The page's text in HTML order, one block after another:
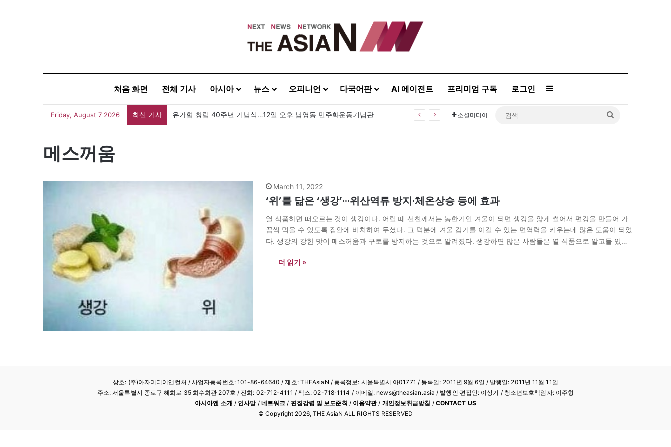
처음 화면 전체 기사 아시아 뉴스 오피니언 다국어판 AI 에이전트 프리미엄 구독 로그인 Sidebar
Friday, August 7 2026 최신 기사 유가협 창립 40주년 기념식…12일 오후 남영동 민주화운동기념관 소셜미디어
메스꺼움
March 11, 2022
‘위’를 닮은 ‘생강’···위산역류 방지·체온상승 등에 효과
열 식품하면 떠오르는 것이 생강이다. 어릴 때 선친께서는 농한기인 겨울이 되면 생강을 얇게 썰어서 편강을 만들어 가
끔씩 먹을 수 있도록 집안에 비치하여 두셨다. 그 덕분에 겨울 감기를 이길 수 있는 면역력을 키우는데 많은 도움이 되었
다. 생강의 강한 맛이 메스꺼움과 구토를 방지하는 것으로 알려졌다. 생강하면 많은 사람들은 열 식품으로 알고들 있다.
더 읽기 »
상호: (주)아자미디어앤컬처 /사업자등록번호: 101-86-64640 / 제호: THEAsiaN / 등록정보: 서울특별시 아01771 / 등록일: 2011년 9월 6일 / 발행일: 2011년 11월 11일
주소: 서울특별시 종로구 혜화로 35 화수회관 207호 / 전화: 02-712-4111 / 팩스: 02-718-1114 / 이메일: news@theasian.asia / 발행인·편집인: 이상기 / 청소년보호책임자: 이주형
아시아엔 소개 / 인사말/ 네트워크 / 편집강령 및 보도준칙 / 이용약관/ 개인정보취급방침 / CONTACT US
© Copyright 2026, THE AsiaN ALL RIGHTS RESERVED